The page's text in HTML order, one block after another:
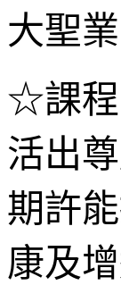
大聖業
☆課程
活出
期許
康及